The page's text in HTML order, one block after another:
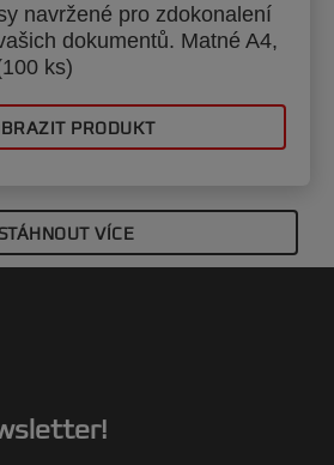
navržené pro zdokonalení
dokumentů. Matné A4,
ks)
PRODUKT
VÍCE